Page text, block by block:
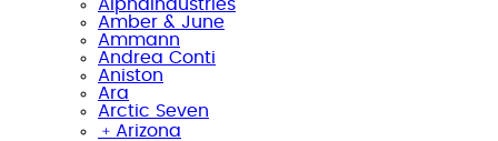
AlphaIndustries
Amber & June
Ammann
Andrea Conti
Aniston
Ara
Arctic Seven
﹢ Arizona